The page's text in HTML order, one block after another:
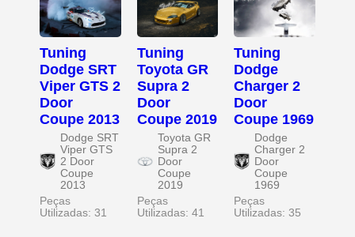
Tuning
Dodge SRT
Viper GTS 2
Door
Coupe 2013
Dodge SRT
Viper GTS
2 Door
Coupe
2013
Peças
Utilizadas: 31
Tuning
Toyota GR
Supra 2
Door
Coupe 2019
Toyota GR
Supra 2
Door
Coupe
2019
Peças
Utilizadas: 41
Tuning
Dodge
Charger 2
Door
Coupe 1969
Dodge
Charger 2
Door
Coupe
1969
Peças
Utilizadas: 35